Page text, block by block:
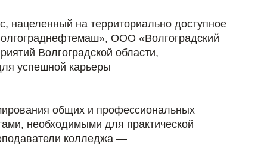
на территориально доступное
ООО «Волгоградский
Волгоградской области,
успешной карьеры
общих и профессиональных
необходимыми для практической
колледжа —